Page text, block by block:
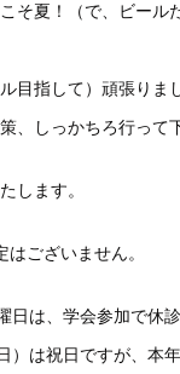
そ夏！（で、ビール
目指して）頑張りま
、しっかちろ行って
します。
ございません。
日は、学会参加で休診
）は祝日ですが、本